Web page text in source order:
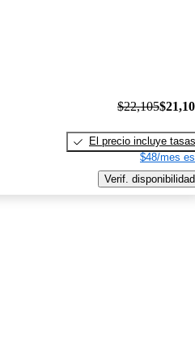
$22,105
El precio incluye tasas
$48/mes
Verif. disponibilidad